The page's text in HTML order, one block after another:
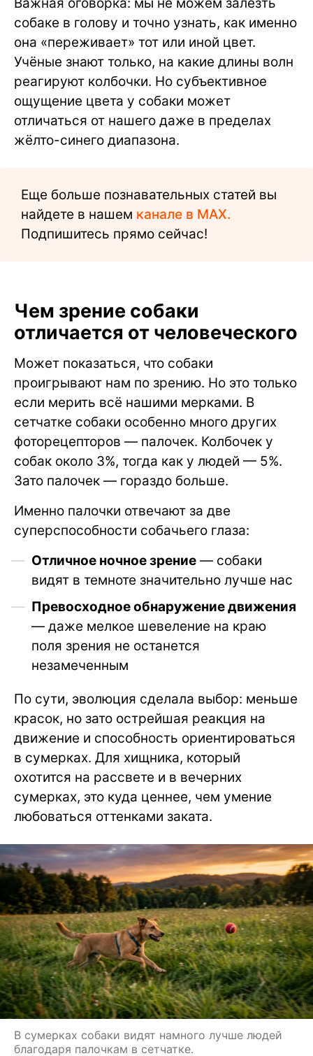
Важная оговорка: мы не можем залезть
собаке в голову и точно узнать, как именно
она «переживает» тот или иной цвет.
Учёные знают только, на какие длины волн
реагируют колбочки. Но субъективное
ощущение цвета у собаки может
отличаться от нашего даже в пределах
жёлто-синего диапазона.
Еще больше познавательных статей вы
найдете в нашем канале в MAX.
Подпишитесь прямо сейчас!
Чем зрение собаки
отличается от человеческого
Может показаться, что собаки
проигрывают нам по зрению. Но это только
если мерить всё нашими мерками. В
сетчатке собаки особенно много других
фоторецепторов — палочек. Колбочек у
собак около 3%, тогда как у людей — 5%.
Зато палочек — гораздо больше.
Именно палочки отвечают за две
суперспособности собачьего глаза:
Отличное ночное зрение — собаки
видят в темноте значительно лучше нас
Превосходное обнаружение движения
— даже мелкое шевеление на краю
поля зрения не останется
незамеченным
По сути, эволюция сделала выбор: меньше
красок, но зато острейшая реакция на
движение и способность ориентироваться
в сумерках. Для хищника, который
охотится на рассвете и в вечерних
сумерках, это куда ценнее, чем умение
любоваться оттенками заката.
В сумерках собаки видят намного лучше людей
благодаря палочкам в сетчатке.